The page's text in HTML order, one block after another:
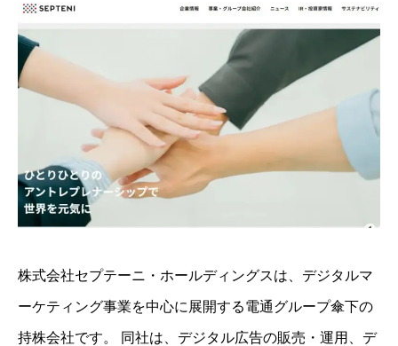
株式会社セプテーニ・ホールディングスは、デジタルマ
ーケティング事業を中心に展開する電通グループ傘下の
持株会社です。 ​同社は、デジタル広告の販売・運用、デ